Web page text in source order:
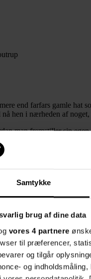
Samtykke
brug af dine data
vores 4 partnere
til præferencer,
og tilgår
og
end farfars gamle
hen i nærheden af
man fremstiller sin
papir, tekstiler og snor,
skærer vel i dag flamingo
fra for
som helst.
biblioteket, også til